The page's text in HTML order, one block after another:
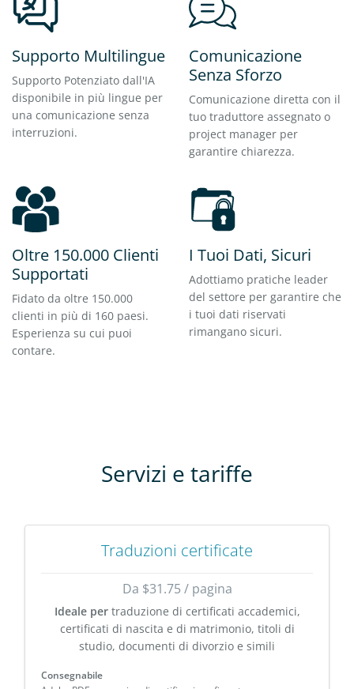
Supporto Multilingue
Supporto Potenziato dall'IA
disponibile in più lingue per
una comunicazione senza
interruzioni.
Comunicazione
Senza Sforzo
Comunicazione diretta con il
tuo traduttore assegnato o
project manager per
garantire chiarezza.
Oltre 150.000 Clienti
Supportati
Fidato da oltre 150.000
clienti in più di 160 paesi.
Esperienza su cui puoi
contare.
I Tuoi Dati, Sicuri
Adottiamo pratiche leader
del settore per garantire che
i tuoi dati riservati
rimangano sicuri.
Servizi e tariffe
Traduzioni certificate
Da $31.75 / pagina
Ideale pertraduzione di certificati accademici,
certificati di nascita e di matrimonio, titoli di
studio, documenti di divorzio e simili
Consegnabile